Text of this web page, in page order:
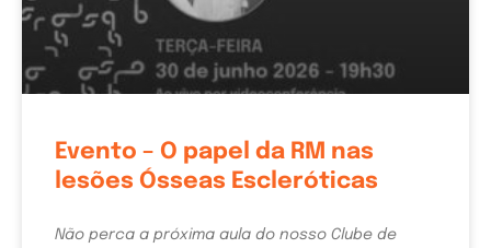
Evento – O papel da RM nas
lesões Ósseas Escleróticas
Não perca a próxima aula do nosso Clube de